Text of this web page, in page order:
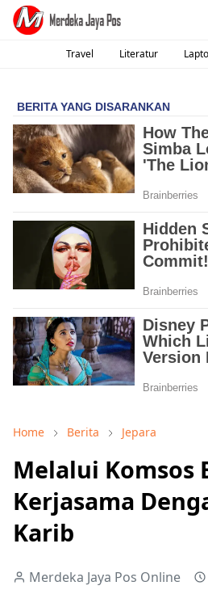
Travel Literatur
Home Berita Jepara
Melalui Komsos
Kerjasama
Karib
Merdeka Jaya Pos Online